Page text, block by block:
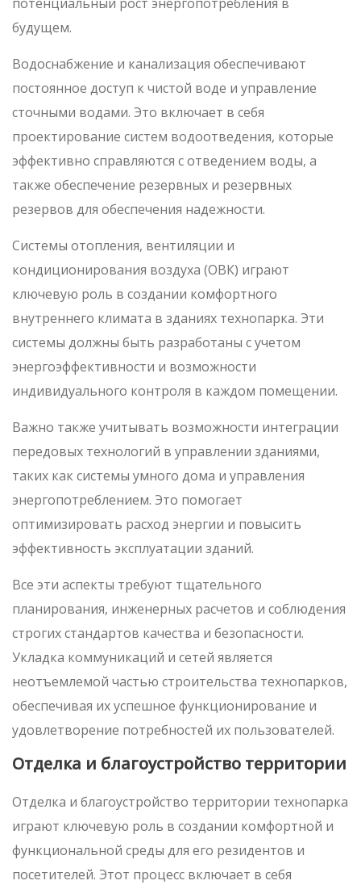
будущем.
Водоснабжение и канализация обеспечивают
постоянное доступ к чистой воде и управление
сточными водами. Это включает в себя
проектирование систем водоотведения, которые
эффективно справляются с отведением воды, а
также обеспечение резервных и резервных
резервов для обеспечения надежности.
Системы отопления, вентиляции и
кондиционирования воздуха (ОВК) играют
ключевую роль в создании комфортного
внутреннего климата в зданиях технопарка. Эти
системы должны быть разработаны с учетом
энергоэффективности и возможности
индивидуального контроля в каждом помещении.
Важно также учитывать возможности интеграции
передовых технологий в управлении зданиями,
таких как системы умного дома и управления
энергопотреблением. Это помогает
оптимизировать расход энергии и повысить
эффективность эксплуатации зданий.
Все эти аспекты требуют тщательного
планирования, инженерных расчетов и соблюдения
строгих стандартов качества и безопасности.
Укладка коммуникаций и сетей является
неотъемлемой частью строительства технопарков,
обеспечивая их успешное функционирование и
удовлетворение потребностей их пользователей.
Отделка и благоустройство территории
Отделка и благоустройство территории технопарка
играют ключевую роль в создании комфортной и
функциональной среды для его резидентов и
посетителей. Этот процесс включает в себя